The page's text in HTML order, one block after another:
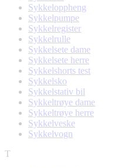
Sykkeloppheng
Sykkelpumpe
Sykkelregister
Sykkelrulle
Sykkelsete dame
Sykkelsete herre
Sykkelshorts test
Sykkelsko
Sykkelstativ bil
Sykkeltrøye dame
Sykkeltrøye herre
Sykkelveske
Sykkelvogn
T